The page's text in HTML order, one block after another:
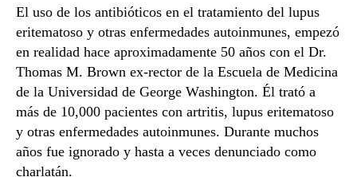
El uso de los antibióticos en el tratamiento del lupus
eritematoso y otras enfermedades autoinmunes, empezó
en realidad hace aproximadamente 50 años con el Dr.
Thomas M. Brown ex-rector de la Escuela de Medicina
de la Universidad de George Washington. Él trató a
más de 10,000 pacientes con artritis, lupus eritematoso
y otras enfermedades autoinmunes. Durante muchos
años fue ignorado y hasta a veces denunciado como
charlatán.